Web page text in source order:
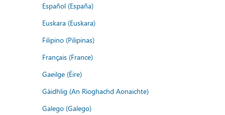
Español (España)
Euskara (Euskara)
Filipino (Pilipinas)
Français (France)
Gaeilge (Éire)
Gàidhlig (An Rìoghachd Aonaichte)
Galego (Galego)